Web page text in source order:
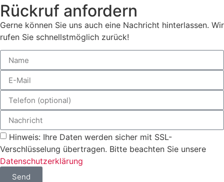
Rückruf anfordern
Gerne können Sie uns auch eine Nachricht hinterlassen. Wir
rufen Sie schnellstmöglich zurück!
Hinweis: Ihre Daten werden sicher mit SSL-
Verschlüsselung übertragen. Bitte beachten Sie unsere
Datenschutzerklärung
Send